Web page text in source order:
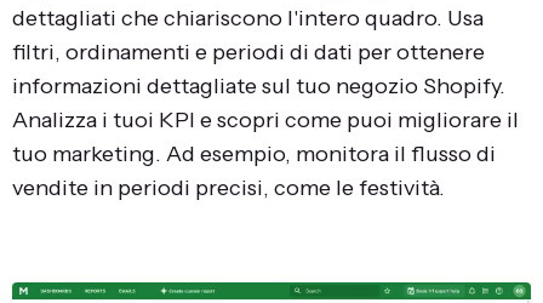
dettagliati che chiariscono l'intero quadro. Usa
filtri, ordinamenti e periodi di dati per ottenere
informazioni dettagliate sul tuo negozio Shopify.
Analizza i tuoi KPI e scopri come puoi migliorare il
tuo marketing. Ad esempio, monitora il flusso di
vendite in periodi precisi, come le festività.